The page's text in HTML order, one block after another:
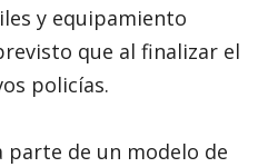
y equipamiento
que al finalizar el
policías.
parte de un modelo de